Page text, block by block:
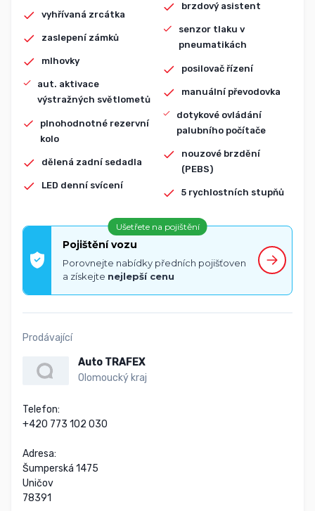
vyhřívaná zrcátka
zaslepení zámků
mlhovky
aut. aktivace
výstražných světlometů
plnohodnotné rezervní
kolo
dělená zadní sedadla
LED denní svícení
brzdový asistent
senzor tlaku v
pneumatikách
posilovač řízení
manuální převodovka
dotykové ovládání
palubního počítače
nouzové brzdění
(PEBS)
5 rychlostních stupňů
Ušetřete na pojištění
Pojištění vozu
Porovnejte nabídky předních pojišťoven
a získejte nejlepší cenu
Prodávající
Auto TRAFEX
Olomoucký kraj
Telefon:
+420 773 102 030
Adresa:
Šumperská 1475
Uničov
78391